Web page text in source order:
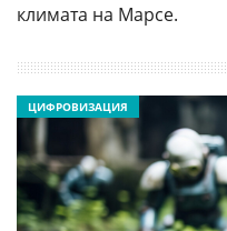
климата на Марсе.
ЦИФРОВИЗАЦИЯ